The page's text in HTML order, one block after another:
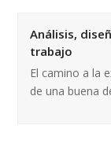
Análisis,
trabajo
El camino a la
de una buena